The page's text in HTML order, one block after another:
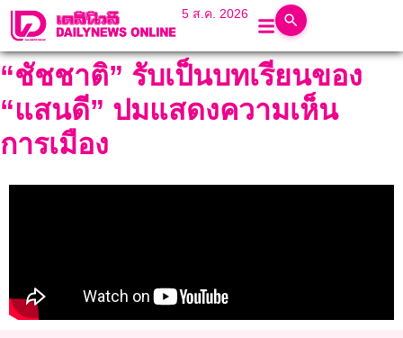
5 ส.ค. 2026
“ชัชชาติ” รับเป็นบทเรียนของ
“แสนดี” ปมแสดงความเห็น
การเมือง